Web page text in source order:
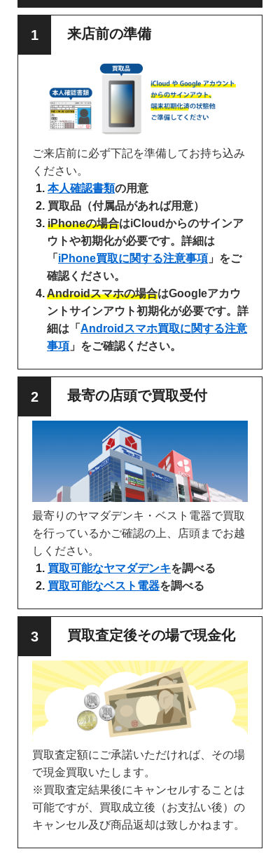
来店前の準備
ご来店前に必ず下記を準備してお持ち込み
ください。
本人確認書類の用意
買取品（付属品があれば用意）
iPhoneの場合はiCloudからのサインア
ウトや初期化が必要です。詳細は
「 iPhone買取に関する注意事項 」をご
確認ください。
Androidスマホの場合はGoogleアカウ
ントサインアウト初期化が必要です。詳
細は「 Androidスマホ買取に関する注意
事項 」をご確認ください。
最寄の店頭で買取受付
最寄りのヤマダデンキ・ベスト電器で買取
を行っているかご確認の上、店頭までお越
しください。
買取可能なヤマダデンキを調べる
買取可能なベスト電器を調べる
買取査定後その場で現金化
買取査定額にご承諾いただければ、その場
で現金買取いたします。
※買取査定結果後にキャンセルすることは
可能ですが、買取成立後（お支払い後）の
キャンセル及び商品返却は致しかねます。